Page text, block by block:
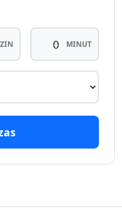
dni
za
17.10.2026
dni
za
18.10.2026
72
dni
19.10.2026
MINUT